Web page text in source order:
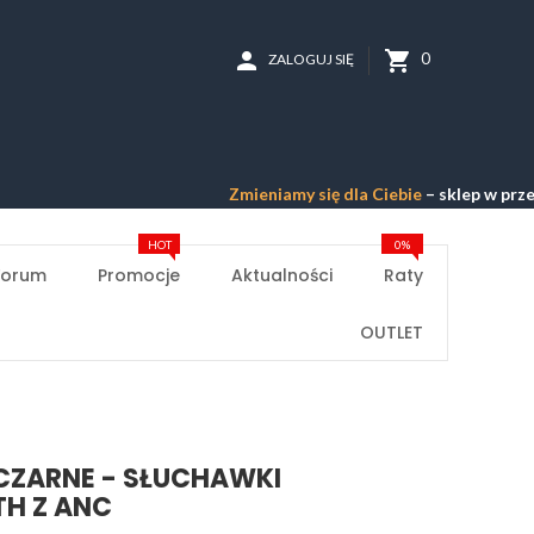
shopping_cart 0
person ZALOGUJ SIĘ
Zmieniamy się dla Ciebie– sklep w przebudowie
Promocje
HOT
Aktualności Raty
0%
OUTLET
- SŁUCHAWKI
Z ANC